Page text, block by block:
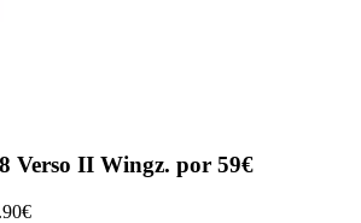
Verso II Wingz. por 59€